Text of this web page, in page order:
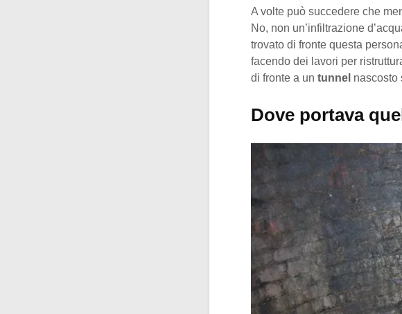
A volte può succedere che
No, non un’infiltrazione
trovato di fronte questa
facendo dei lavori per
di fronte a un tunnel nascosto
Dove portava